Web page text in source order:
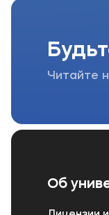
Читайте
Об